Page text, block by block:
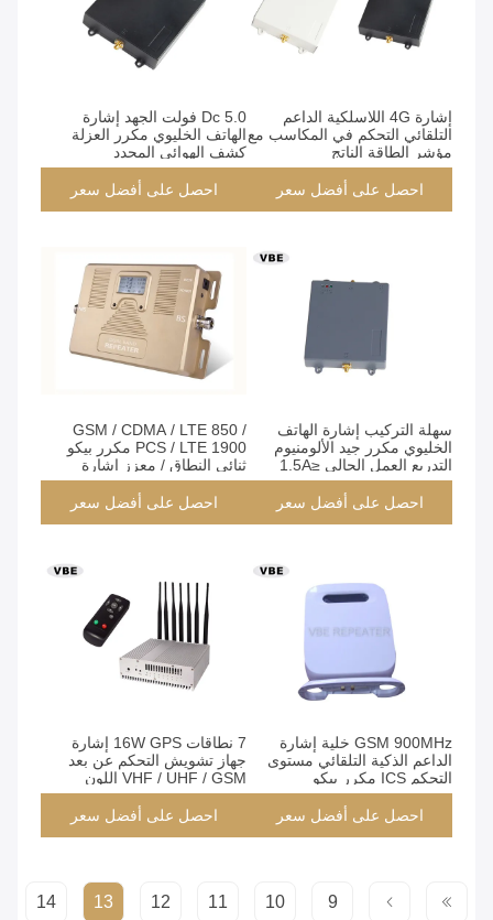
إشارة 4G اللاسلكية الداعم
التلقائي التحكم في المكاسب مع
مؤشر الطاقة الناتج
احصل على أفضل سعر
Dc 5.0 فولت الجهد إشارة
الهاتف الخليوي مكرر العزلة
كشف الهوائي المجدد
احصل على أفضل سعر
سهلة التركيب إشارة الهاتف
الخليوي مكرر جيد الألومنيوم
التدريع العمل الحالي ≤1.5A
احصل على أفضل سعر
GSM / CDMA / LTE 850 /
PCS / LTE 1900 مكرر بيكو
ثنائي النطاق / معزز إشارة
الهاتف المحمول للاستخدام
الداخلياحصل على أفضل سعر
GSM 900MHz خلية إشارة
الداعم الذكية التلقائي مستوى
التحكم ICS مكرر بيكو
احصل على أفضل سعر
7 نطاقات 16W GPS إشارة
جهاز تشويش التحكم عن بعد
VHF / UHF / GSM اللون
الفضي
احصل على أفضل سعر
9
10
11
12
13
14